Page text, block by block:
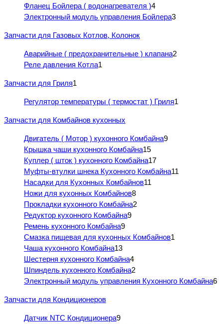
Фланец Бойлера ( водонагревателя )4
Электронный модуль управления Бойлера3
Запчасти для Газовых Котлов, Колонок
Аварийные ( предохранительные ) клапана2
Реле давления Котла1
Запчасти для Гриля1
Регулятор температуры ( термостат ) Гриля1
Запчасти для Комбайнов кухонных
Двигатель ( Мотор ) кухонного Комбайна9
Крышка чаши кухонного Комбайна15
Куплер ( шток ) кухонного Комбайна17
Муфты-втулки шнека Кухонного Комбайна11
Насадки для Кухонных Комбайнов11
Ножи для кухонных Комбайнов8
Прокладки кухонного Комбайна2
Редуктор кухонного Комбайна9
Ремень кухонного Комбайна9
Смазка пищевая для кухонных Комбайнов1
Чаша кухонного Комбайна13
Шестерня кухонного Комбайна4
Шпиндель кухонного Комбайна2
Электронный модуль управления Кухонного Комбайна6
Запчасти для Кондиционеров
Датчик NTC Кондиционера9